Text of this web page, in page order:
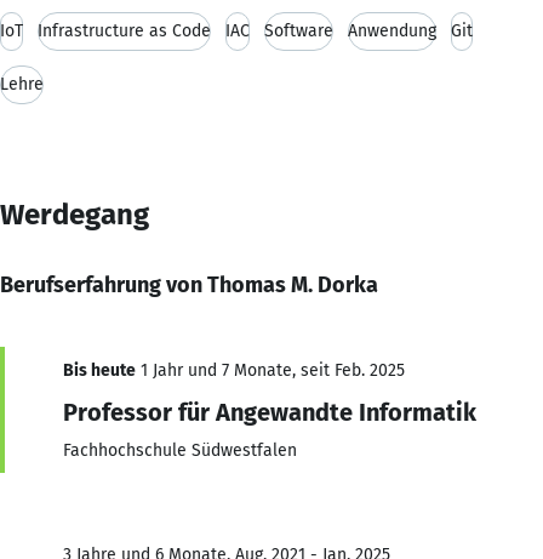
IoT Infrastructure as Code IAC Software Anwendung Git
Lehre
Werdegang
Berufserfahrung von Thomas M. Dorka
Bis heute 1 Jahr und 7 Monate, seit Feb. 2025
Professor für Angewandte Informatik
Fachhochschule Südwestfalen
3 Jahre und 6 Monate, Aug. 2021 - Jan. 2025